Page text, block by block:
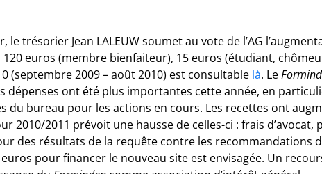
trésorier Jean LALEUW soumet au vote de l’AG
euros (membre bienfaiteur), 15 euros (étudiant,
(septembre 2009 – août 2010) est consultable là. Le
dépenses ont été plus importantes cette année, en
du bureau pour les actions en cours. Les recettes ont
2010/2011 prévoit une hausse de celles-ci : frais
des résultats de la requête contre les recommandations
pour financer le nouveau site est envisagée. Un